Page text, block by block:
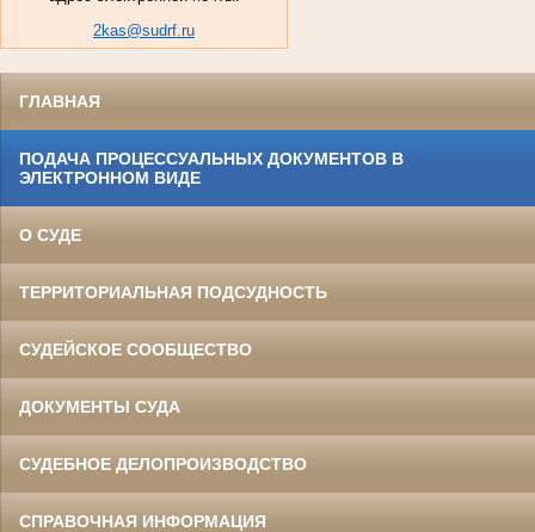
2kas@sudrf.ru
ГЛАВНАЯ
ПОДАЧА ПРОЦЕССУАЛЬНЫХ ДОКУМЕНТОВ В
ЭЛЕКТРОННОМ ВИДЕ
О СУДЕ
ТЕРРИТОРИАЛЬНАЯ ПОДСУДНОСТЬ
СУДЕЙСКОЕ СООБЩЕСТВО
ДОКУМЕНТЫ СУДА
СУДЕБНОЕ ДЕЛОПРОИЗВОДСТВО
СПРАВОЧНАЯ ИНФОРМАЦИЯ